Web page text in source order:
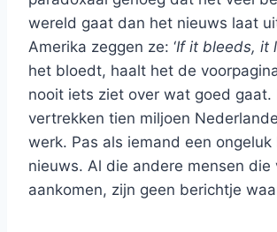
wereld gaat dan het nieuws laat
Amerika zeggen ze: ‘If it bleeds, it
het bloedt, haalt het de
nooit iets ziet over wat goed gaat.
vertrekken tien miljoen
werk. Pas als iemand een
nieuws. Al die andere mensen die
aankomen, zijn geen berichtje